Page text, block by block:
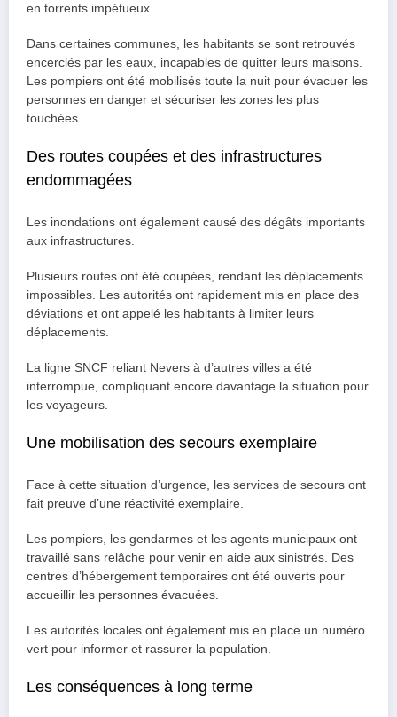
en torrents impétueux.
Dans certaines communes, les habitants se sont retrouvés
encerclés par les eaux, incapables de quitter leurs maisons.
Les pompiers ont été mobilisés toute la nuit pour évacuer les
personnes en danger et sécuriser les zones les plus
touchées.
Des routes coupées et des infrastructures
endommagées
Les inondations ont également causé des dégâts importants
aux infrastructures.
Plusieurs routes ont été coupées, rendant les déplacements
impossibles. Les autorités ont rapidement mis en place des
déviations et ont appelé les habitants à limiter leurs
déplacements.
La ligne SNCF reliant Nevers à d’autres villes a été
interrompue, compliquant encore davantage la situation pour
les voyageurs.
Une mobilisation des secours exemplaire
Face à cette situation d’urgence, les services de secours ont
fait preuve d’une réactivité exemplaire.
Les pompiers, les gendarmes et les agents municipaux ont
travaillé sans relâche pour venir en aide aux sinistrés. Des
centres d’hébergement temporaires ont été ouverts pour
accueillir les personnes évacuées.
Les autorités locales ont également mis en place un numéro
vert pour informer et rassurer la population.
Les conséquences à long terme